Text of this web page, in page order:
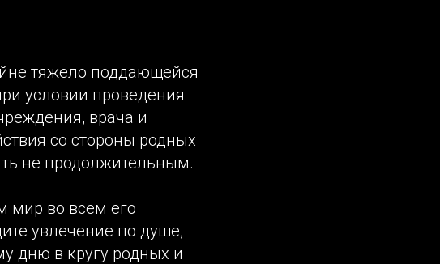
тяжело поддающейся
условии проведения
врача и
со стороны родных
не продолжительным.
мир во всем его
увлечение по душе,
дню в кругу родных и